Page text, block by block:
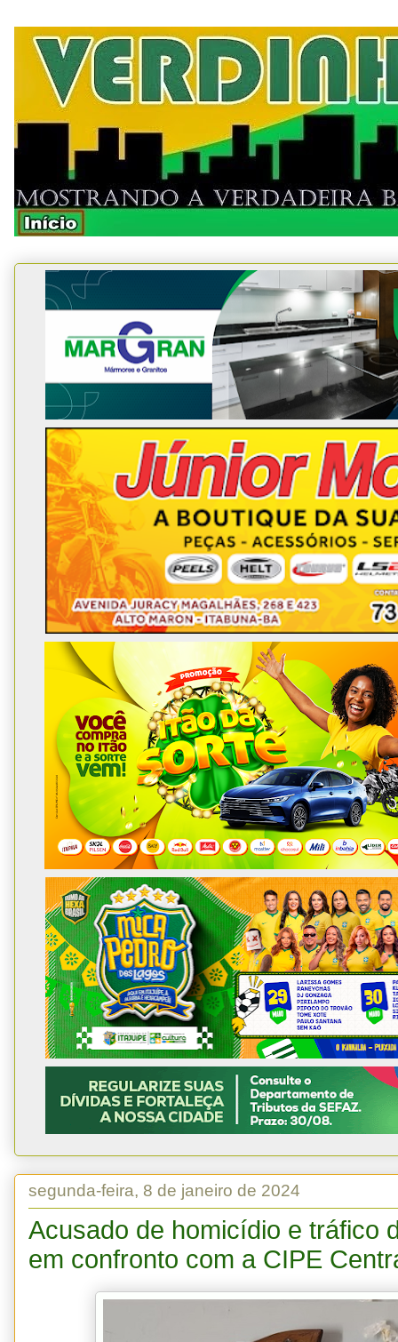
segunda-feira, 8 de janeiro de 2024
Acusado de homicídio e tráfico
em confronto com a CIPE